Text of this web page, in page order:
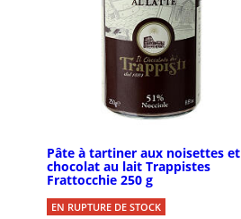
Pâte à tartiner aux noisettes et
chocolat au lait Trappistes
Frattocchie 250 g
EN RUPTURE DE STOCK